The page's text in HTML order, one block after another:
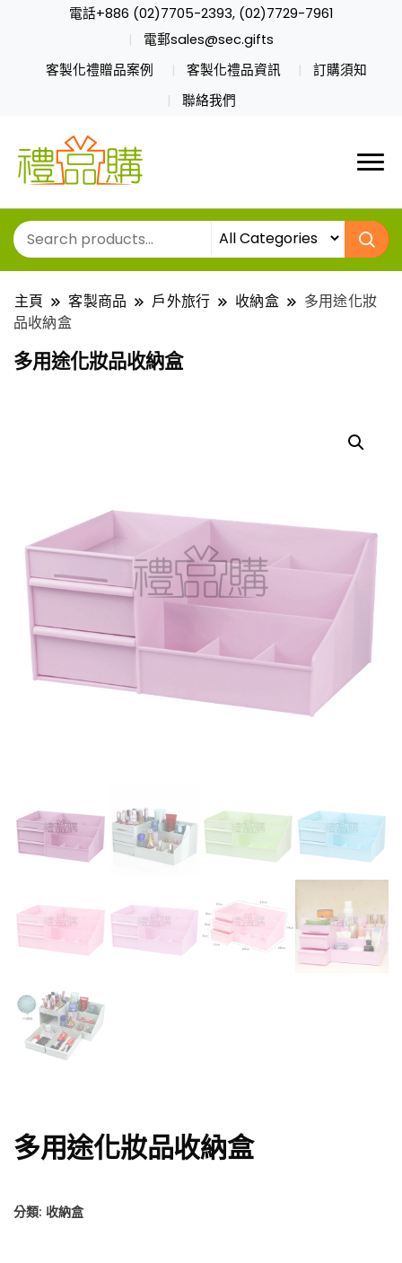
電話+886 (02)7705-2393, (02)7729-7961
電郵sales@sec.gifts
客製化禮贈品案例
客製化禮品資訊
訂購須知
聯絡我們
主頁 客製商品 戶外旅行 收納盒
多用途化妝
品收納盒
多用途化妝品收納盒
多用途化妝品收納盒
分類: 收納盒